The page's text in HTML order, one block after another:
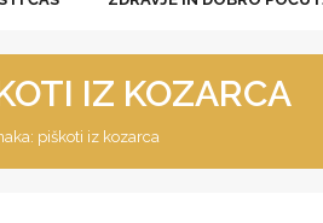
IZ KOZARCA
piškoti iz kozarca